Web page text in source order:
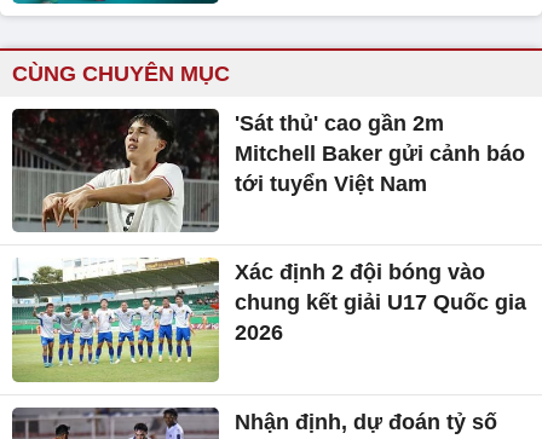
CÙNG CHUYÊN MỤC
'Sát thủ' cao gần 2m
Mitchell Baker gửi cảnh báo
tới tuyển Việt Nam
Xác định 2 đội bóng vào
chung kết giải U17 Quốc gia
2026
Nhận định, dự đoán tỷ số